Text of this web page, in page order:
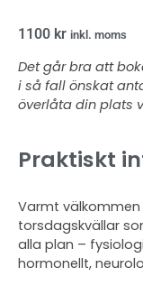
veckorskurs
start
2024-
mängd
1100 kr inkl. moms
Det går bra att
i så fall önskat
överlåta din plats
Praktiskt
Varmt
torsdagskvällar
alla plan –
hormonellt,